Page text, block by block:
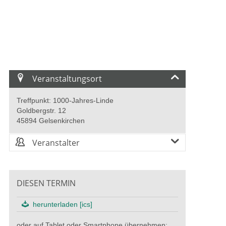
Veranstaltungsort
Treffpunkt: 1000-Jahres-Linde
Goldbergstr. 12
45894 Gelsenkirchen
Veranstalter
DIESEN TERMIN
herunterladen [ics]